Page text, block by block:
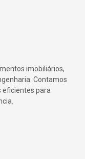
imobiliários,
Contamos
eficientes para